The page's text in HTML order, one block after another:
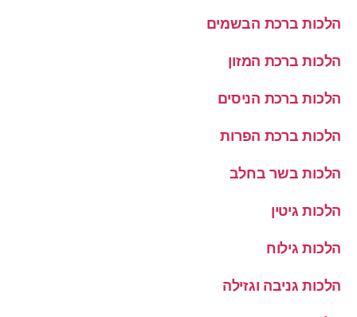
הלכות ברכת הבשמים
הלכות ברכת המזון
הלכות ברכת הניסים
הלכות ברכת הפרות
הלכות בשר בחלב
הלכות גיטין
הלכות גילוח
הלכות גניבה וגזילה